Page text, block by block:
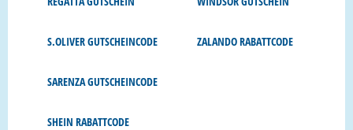
S.OLIVER GUTSCHEINCODE
SARENZA GUTSCHEINCODE
SHEIN RABATTCODE
ZALANDO RABATTCODE